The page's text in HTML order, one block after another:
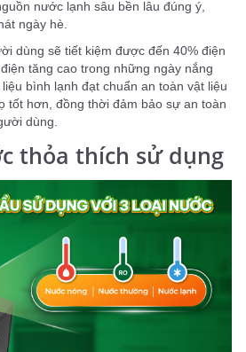
nước lạnh sâu bền lâu đúng ý,
ngày hè.
dùng sẽ tiết kiệm được đến 40% điện
tăng cao trong những ngày nắng
bình lạnh đạt chuẩn an toàn vật liệu
tốt hơn, đồng thời đảm bảo sự an toàn
dùng.
thỏa thích sử dụng